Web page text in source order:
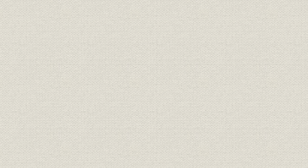
【イラク戦争】(2003年3月20日~5月1日)
1. 絶対報じないで(儀間朝浩)
2. 砂地獄に耐える(関根孝則)
3. キティホーク(田辺宏)
第3章 戦争取材の課題
第1節 呼称の苦労